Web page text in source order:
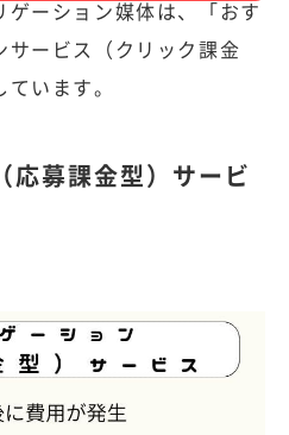
ーション媒体は、
「おす
サービス（クリック課金
います。
応募課金型）サービ